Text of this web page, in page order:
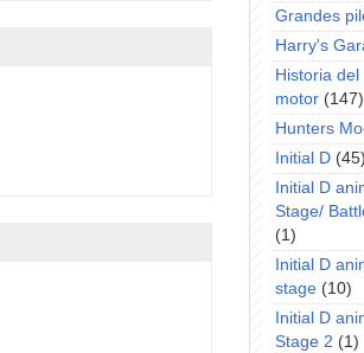
Grandes
Harry's
Historia
motor (147)
Hunters
Initial D
Initial D
Stage/
(1)
Initial D
stage (10)
Initial D
Stage 2 (1)